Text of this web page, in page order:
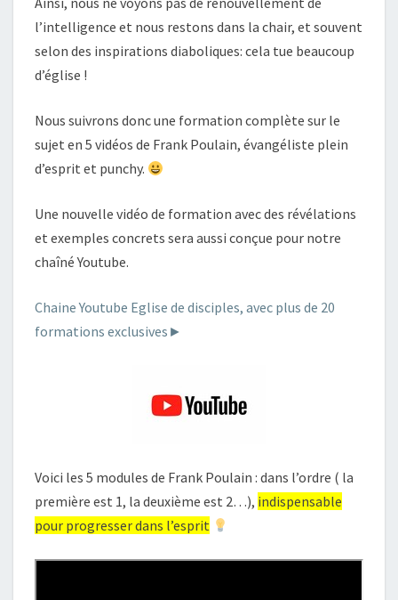
l’intelligence et nous restons dans la chair, et souvent
selon des inspirations diaboliques: cela tue beaucoup
d’église !
Nous suivrons donc une formation complète sur le
sujet en 5 vidéos de Frank Poulain, évangéliste plein
d’esprit et punchy.
Une nouvelle vidéo de formation avec des révélations
et exemples concrets sera aussi conçue pour notre
chaîné Youtube.
Chaine Youtube Eglise de disciples, avec plus de 20
formations exclusives►
Voici les 5 modules de Frank Poulain : dans l’ordre ( la
première est 1, la deuxième est 2…), indispensable
pour progresser dans l’esprit